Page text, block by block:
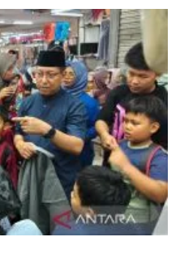
baru untuk anak